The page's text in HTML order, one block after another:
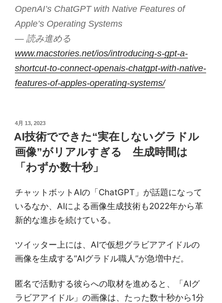
OpenAI’s ChatGPT with Native Features of
Apple’s Operating Systems
— 読み進める
www.macstories.net/ios/introducing-s-gpt-a-
shortcut-to-connect-openais-chatgpt-with-native-
features-of-apples-operating-systems/
投
日:
4月 13, 2023
AI技術でできた“実在しないグラドル
画像”がリアルすぎる 生成時間は
「わずか数十秒」
チャットボット AIの「ChatGPT 」が話題になって
いるなか、 AIによる画像生成技術も2022年から革
新的な進歩を続けている。
ツイッター上には、 AIで仮想グラビアアイドルの
画像を生成する“AIグラドル職人”が急増中だ。
匿名で活動する彼らへの取材を進めると、「AIグ
ラビアアイドル」の画像は、たった数十秒から1分